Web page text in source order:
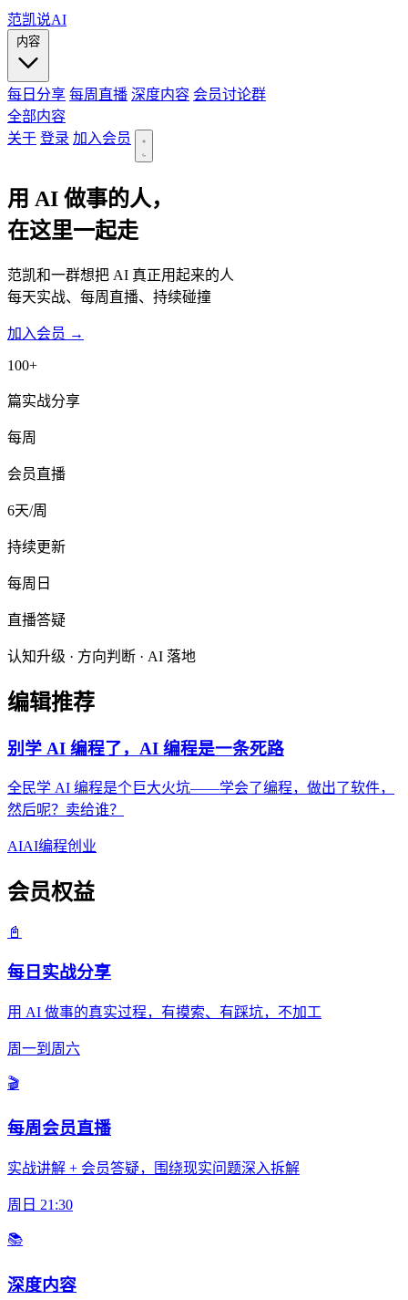
范凯说AI
每日分享 每周直播 深度内容 会员讨论群
全部内容
关于 登录 加入会员
用 AI 做事的人，
在这里一起走
范凯和一群想把 AI 真正用起来的人
每天实战、每周直播、持续碰撞
加入会员 →
100+
篇实战分享
每周
会员直播
6天/周
持续更新
每周日
直播答疑
认知升级 · 方向判断 · AI 落地
编辑推荐
别学 AI 编程了，AI 编程是一条死路
全民学 AI 编程是个巨大火坑——学会了编程，做出了软件，
然后呢？卖给谁？
AIAI编程创业
会员权益
📓
每日实战分享
用 AI 做事的真实过程，有摸索、有踩坑，不加工
周一到周六
🎬
每周会员直播
实战讲解 + 会员答疑，围绕现实问题深入拆解
周日 21:30
📚
深度内容